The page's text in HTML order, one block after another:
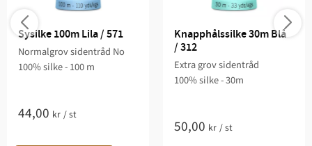
Sysilke 100m Lila / 571
Normalgrov sidentråd No
100% silke - 100 m
44,00 kr /st
Knapphålssilke 30m Blå
/ 312
Extra grov sidentråd
100% silke - 30m
50,00 kr /st